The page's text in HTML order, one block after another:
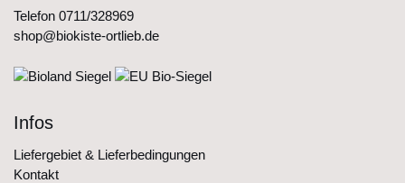
Telefon 0711/328969
shop@biokiste-ortlieb.de
Infos
Liefergebiet & Lieferbedingungen
Kontakt